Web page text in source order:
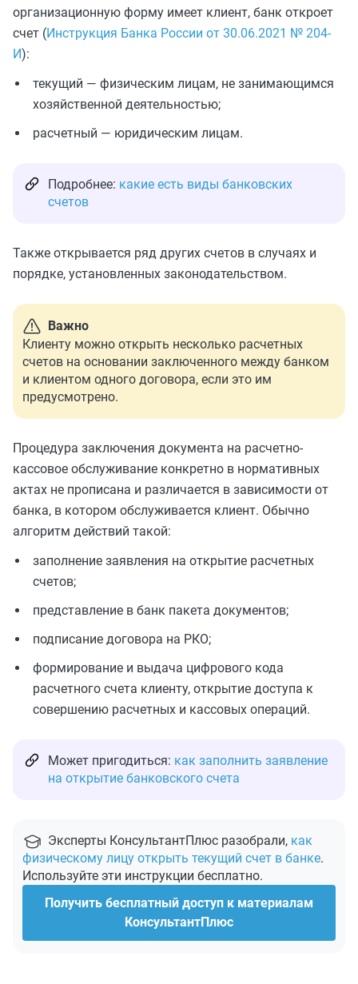
организационную форму имеет клиент, банк откроет
счет (Инструкция Банка России от 30.06.2021 № 204-
И):
текущий — физическим лицам, не занимающимся
хозяйственной деятельностью;
расчетный — юридическим лицам.
Подробнее: какие есть виды банковских
счетов
Также открывается ряд других счетов в случаях и
порядке, установленных законодательством.
Важно
Клиенту можно открыть несколько расчетных
счетов на основании заключенного между банком
и клиентом одного договора, если это им
предусмотрено.
Процедура заключения документа на расчетно-
кассовое обслуживание конкретно в нормативных
актах не прописана и различается в зависимости от
банка, в котором обслуживается клиент. Обычно
алгоритм действий такой:
заполнение заявления на открытие расчетных
счетов;
представление в банк пакета документов;
подписание договора на РКО;
формирование и выдача цифрового кода
расчетного счета клиенту, открытие доступа к
совершению расчетных и кассовых операций.
Может пригодиться: как заполнить заявление
на открытие банковского счета
Эксперты КонсультантПлюс разобрали, как
физическому лицу открыть текущий счет в банке.
Используйте эти инструкции бесплатно.
Получить бесплатный доступ к материалам
КонсультантПлюс